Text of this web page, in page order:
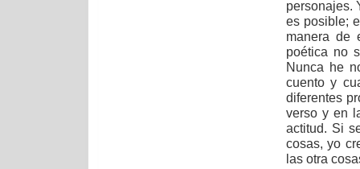
personajes.
es posible;
manera de
poética no
Nunca he
cuento y
diferentes
verso y en
actitud. Si
cosas, yo
las otra